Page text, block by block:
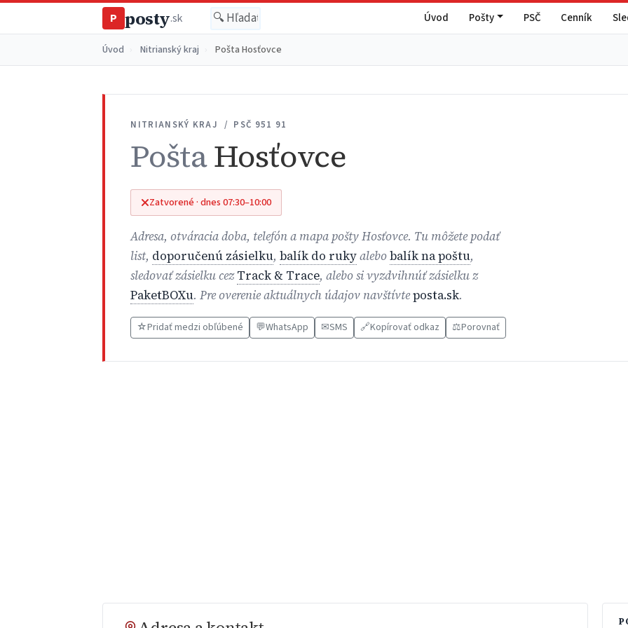
P posty.sk Úvod Pošty PSČ Cenník
Úvod Nitrianský kraj Pošta Hosťovce
NITRIANSKÝ KRAJ / PSČ 951 91
PoštaHosťovce
Zatvorené · dnes 07:30–10:00
Adresa, otváracia doba, telefón a mapa pošty Hosťovce. Tu môžete podať
list, doporučenú zásielku,balík do rukyalebobalík na poštu,
sledovať zásielku cezTrack & Trace, alebo si vyzdvihnúť zásielku z
PaketBOXu. Pre overenie aktuálnych údajov navštívteposta.sk.
☆Pridať medzi obľúbené 💬WhatsApp ✉SMS 🔗Kopírovať odkaz ⚖️Porovnať